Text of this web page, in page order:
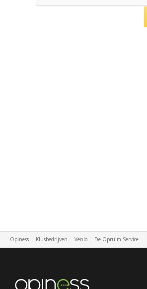
Opiness Klusbedrijven Venlo De Opruim Service